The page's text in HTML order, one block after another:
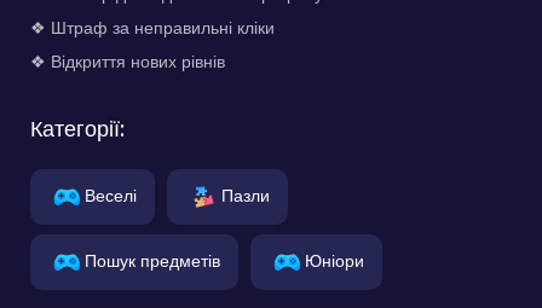
❖ Штраф за неправильні кліки
❖ Відкриття нових рівнів
Категорії:
Веселі Пазли
Пошук предметів Юніори